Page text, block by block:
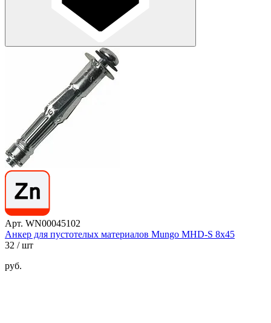
Арт. WN00045102
Анкер для пустотелых материалов Mungo MHD-S 8х45
32 / шт
руб.